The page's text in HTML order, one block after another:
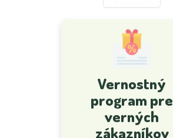
Vernostný
program pre
verných
zákazníkov